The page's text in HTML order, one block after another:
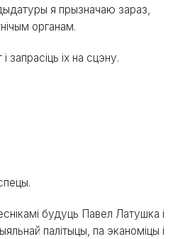
я прызначаю зараз,
органам.
запрасіць іх на сцэну.
будуць Павел Латушка і
палітыцы, па эканоміцы і